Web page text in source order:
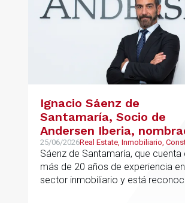
Ignacio Sáenz de
Santamaría, Socio de
Andersen Iberia,
director europeo de
Inmobiliario de Andersen
25/06/2026Real Estate, Inmobiliario,
y Urbanismo
Sáenz de Santamaría, que cuenta
más de 20 años de experiencia en
sector inmobiliario y está